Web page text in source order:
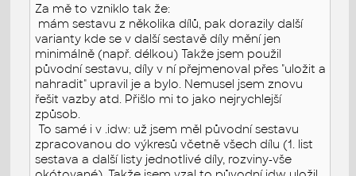
Za mě to vzniklo tak že:
mám sestavu z několika dílů, pak dorazily další
varianty kde se v další sestavě díly mění jen
minimálně (např. délkou) Takže jsem použil
původní sestavu, díly v ní přejmenoval přes "uložit a
nahradit" upravil je a bylo. Nemusel jsem znovu
řešit vazby atd. Přišlo mi to jako nejrychlejší
způsob.
To samé i v .idw: už jsem měl původní sestavu
zpracovanou do výkresů včetně všech dílu (1. list
sestava a další listy jednotlivé díly, rozviny-vše